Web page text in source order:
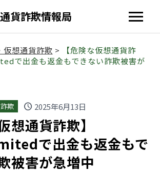
貨詐欺情報局
仮想通貨詐欺 >
【危険な仮想通貨詐
で出金も返金もできない詐欺被害が
欺 schedule 2025年6月13日
想通貨詐欺】
で出金も返金もで
被害が急増中